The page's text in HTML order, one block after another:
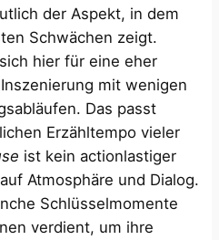
der Aspekt, in dem
Schwächen zeigt.
hier für eine eher
mit wenigen
Das passt
Erzähltempo vieler
ist kein actionlastiger
Atmosphäre und Dialog.
Schlüsselmomente
verdient, um ihre